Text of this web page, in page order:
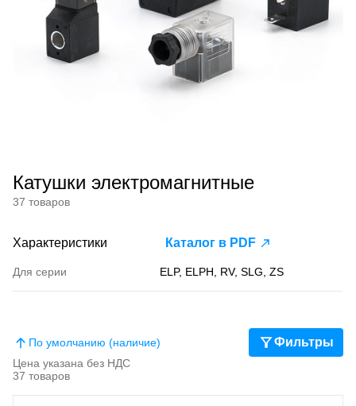
Катушки электромагнитные
37 товаров
Характеристики Каталог в PDF
Для серии ELP, ELPH, RV, SLG, ZS
37 товаров
Цена указана без НДС
По умолчанию (наличие) Фильтры